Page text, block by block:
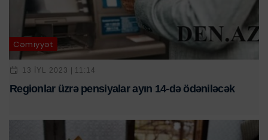
Cəmiyyət
13 IYL 2023 | 11:14
Regionlar üzrə pensiyalar ayın 14-də ödəniləcək